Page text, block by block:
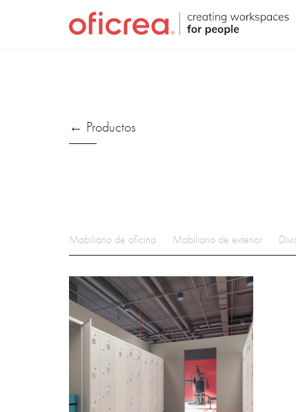
← Productos
Mobiliario de oficina Mobiliario de exterior